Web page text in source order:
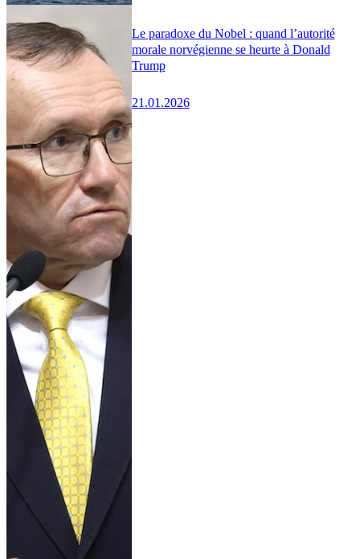
Le paradoxe du Nobel : quand l’autorité
morale norvégienne se heurte à Donald
Trump
21.01.2026